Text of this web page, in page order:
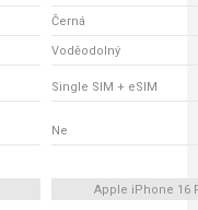
Černá
Voděodolný
Single SIM + eSIM
Ne
Apple iPhone 16